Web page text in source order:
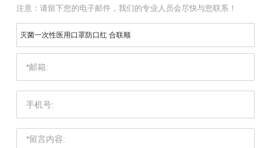
注意：请留下您的电子邮件，我们的专业人员会尽快与您联系！
灭菌一次性医用口罩防口红 合联顺